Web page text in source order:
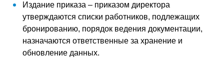
Издание приказа – приказом директора
утверждаются списки работников, подлежащих
бронированию, порядок ведения документации,
назначаются ответственные за хранение и
обновление данных.